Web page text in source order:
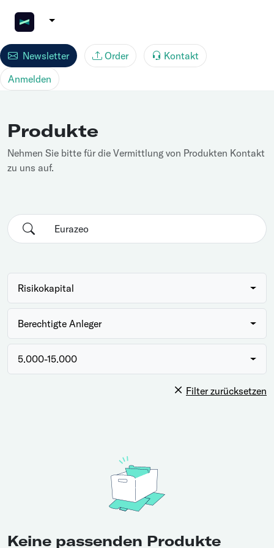
Newsletter Order
Kontakt
Anmelden
Produkte
Nehmen Sie bitte für die Vermittlung von Produkten Kontakt
zu uns auf.
Risikokapital
Berechtigte Anleger
5.000-15.000
Filter zurücksetzen
Keine passenden Produkte